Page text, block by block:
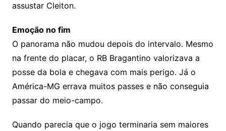
assustar Cleiton.
Emoção no fim
O panorama não mudou depois do intervalo. Mesmo
na frente do placar, o RB Bragantino valorizava a
posse da bola e chegava com mais perigo. Já o
América-MG errava muitos passes e não conseguia
passar do meio-campo.
Quando parecia que o jogo terminaria sem maiores